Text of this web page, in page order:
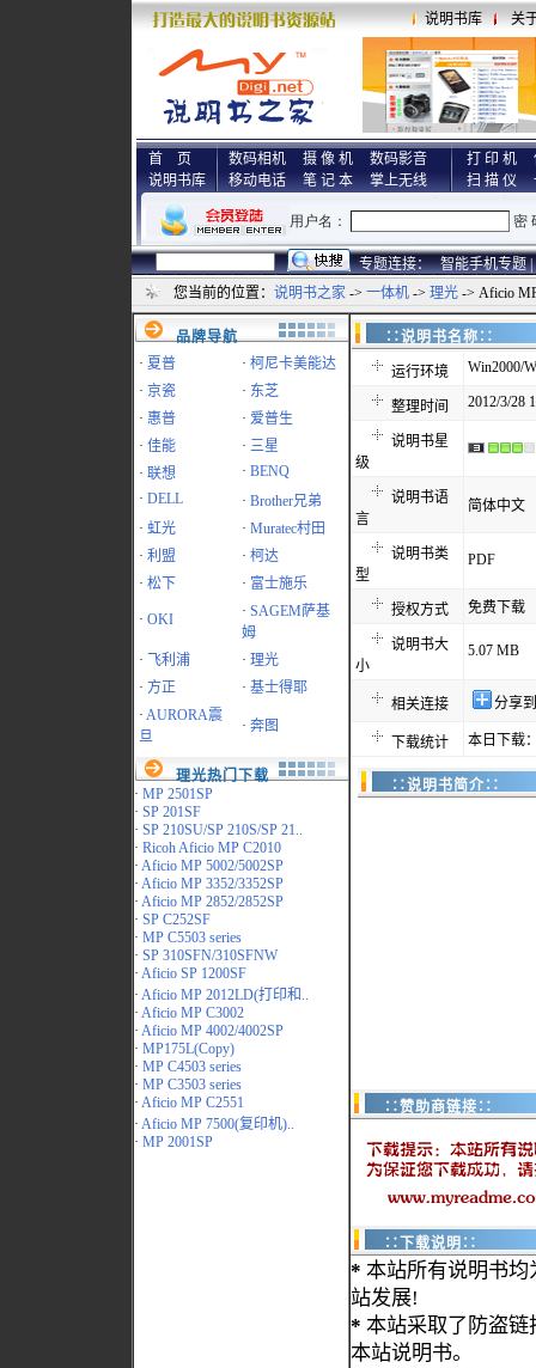
说明书库 关
首 页
说明书库
数码相机 摄 像 机
数码影音
移动电话
笔 记 本 掌上无线
打 印 机
扫 描 仪
专题连接： 智能手机专题 |
您当前的位置： 说明书之家 -> 一体机 -> 理光 -> Aficio
品牌导航
· 夏普 · 柯尼卡美能达
· 京瓷 · 东芝
· 惠普 · 爱普生
· 佳能 · 三星
· 联想 · BENQ
· DELL · Brother兄弟
· 虹光 · Muratec村田
· 利盟 · 柯达
· 松下 · 富士施乐
· OKI · SAGEM萨基
姆
·
飞利浦 · 理光
· 方正 · 基士得耶
· AURORA震
旦
· 奔图
理光热门下载
· MP 2501SP
· SP 201SF
· SP 210SU/SP 210S/SP 21..
· Ricoh Aficio MP C2010
· Aficio MP 5002/5002SP
· Aficio MP 3352/3352SP
· Aficio MP 2852/2852SP
· SP C252SF
· MP C5503 series
· SP 310SFN/310SFNW
· Aficio SP 1200SF
· Aficio MP 2012LD(打印和..
· Aficio MP C3002
· Aficio MP 4002/4002SP
· MP175L(Copy)
· MP C4503 series
· MP C3503 series
· Aficio MP C2551
· Aficio MP 7500(复印机)..
· MP 2001SP
∷说明书名
运行环境 Win2000/
整理时间 2012/3/28
说明书星
级
说明书语
言
简体中文
说明书类
型
PDF
授权方式 免费下载
说明书大
小
5.07 MB
相关连接 分享
下载统计 本日下载
∷说明书简介∷
∷赞助商链接∷
∷下载说明∷
* 本站所有说明书均
站发展!
* 本站采取了防盗链
本站说明书。